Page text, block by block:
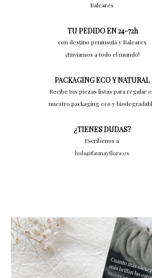
Baleares
TU PEDIDO EN 24-72h
con destino península y Baleares
¡Enviamos a todo el mundo!
PACKAGING ECO Y NATURAL
Recibe tus piezas listas para regalar
nuestro packaging eco y
¿TIENES DUDAS?
Escríbenos a
hola@faunayflora.es